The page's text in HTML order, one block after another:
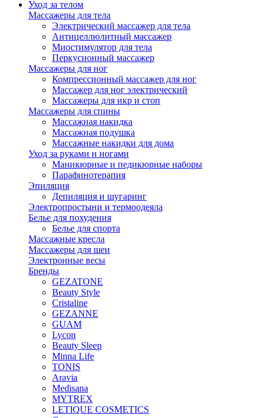
Уход за телом
Массажеры для тела
Электрический массажер для тела
Антицеллюлитный массажер
Миостимулятор для тела
Перкусионный массажер
Массажеры для ног
Компрессионный массажер для ног
Массажер для ног электрический
Массажеры для икр и стоп
Массажеры для спины
Массажная накидка
Массажная подушка
Массажные накидки для дома
Уход за руками и ногами
Маникюрные и педикюрные наборы
Парафинотерапия
Эпиляция
Депиляция и шугаринг
Электропростыни и термоодеяла
Белье для похудения
Белье для спорта
Массажные кресла
Массажеры для шеи
Электронные весы
Бренды
GEZATONE
Beauty Style
Cristaline
GEZANNE
GUAM
Lycon
Beauty Sleep
Minna Life
TONIS
Aravia
Medisana
MYTREX
LETIQUE COSMETICS